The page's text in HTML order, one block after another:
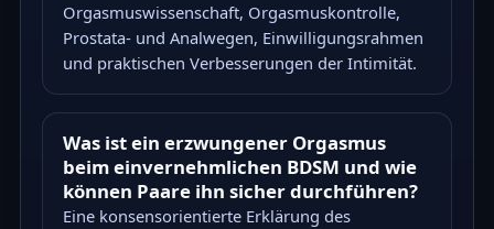
Orgasmuswissenschaft, Orgasmuskontrolle,
Prostata- und Analwegen, Einwilligungsrahmen
und praktischen Verbesserungen der Intimität.
Was ist ein erzwungener Orgasmus
beim einvernehmlichen BDSM und wie
können Paare ihn sicher durchführen?
Eine konsensorientierte Erklärung des